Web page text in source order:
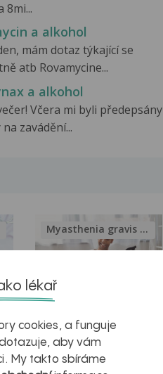
8mi...
a alkohol
mám dotaz týkající se
atb Rovamycine...
a alkohol
Včera mi byli předepsány
zavádění...
Inovativní
léčba
Myasthenia gravis – vše, co...
lékař
cookies, a funguje
aby vám
My takto sbíráme